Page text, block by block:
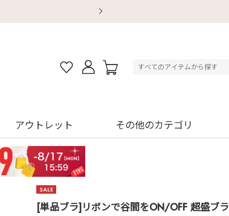
アウトレット その他のカテゴリ
[単品ブラ]リボンで谷間をON/OFF 超盛ブラ